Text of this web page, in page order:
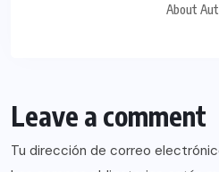
About
Leave a comment
Tu dirección de correo